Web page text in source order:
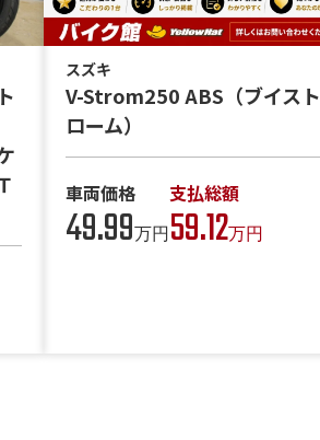
スズキ
V-Strom250 ABS（ブイスト
ローム）
車両価格
49.99万円
支払総額
59.12万円